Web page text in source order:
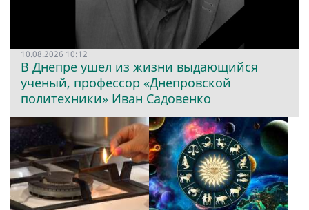
10.08.2026 10:12
В Днепре ушел из жизни выдающийся
ученый, профессор «Днепровской
политехники» Иван Садовенко